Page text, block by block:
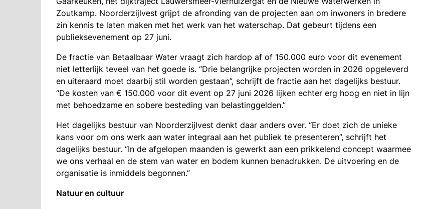
Zoutkamp. Noorderzijlvest grijpt de afronding van de projecten aan om inwoners in bredere
zin kennis te laten maken met het werk van het waterschap. Dat gebeurt tijdens een
publieksevenement op 27 juni.
De fractie van Betaalbaar Water vraagt zich hardop af of 150.000 euro voor dit evenement
niet letterlijk teveel van het goede is. “Drie belangrijke projecten worden in 2026 opgeleverd
en uiteraard moet daarbij stil worden gestaan”, schrijft de fractie aan het dagelijks bestuur.
“De kosten van € 150.000 voor dit event op 27 juni 2026 lijken echter erg hoog en niet in lijn
met behoedzame en sobere besteding van belastinggelden.”
Het dagelijks bestuur van Noorderzijlvest denkt daar anders over. “Er doet zich de unieke
kans voor om ons werk aan water integraal aan het publiek te presenteren”, schrijft het
dagelijks bestuur. “In de afgelopen maanden is gewerkt aan een prikkelend concept waarmee
we ons verhaal en de stem van water en bodem kunnen benadrukken. De uitvoering en de
organisatie is inmiddels begonnen.”
Natuur en cultuur